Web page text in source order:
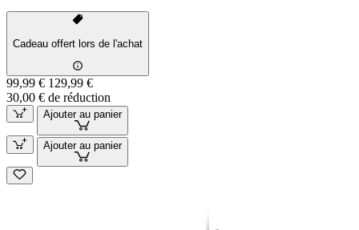
Cadeau offert lors de l'achat
99,99 € 129,99 €
30,00 € de réduction
Ajouter au panier
Ajouter au panier